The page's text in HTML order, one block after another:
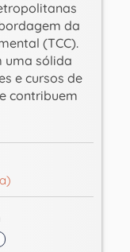
da
(TCC).
uma sólida
e cursos de
contribuem